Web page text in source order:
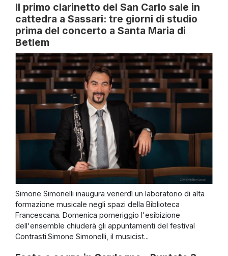
Il primo clarinetto del San Carlo sale in
cattedra a Sassari: tre giorni di studio
prima del concerto a Santa Maria di
Betlem
Simone Simonelli inaugura venerdì un laboratorio di alta
formazione musicale negli spazi della Biblioteca
Francescana. Domenica pomeriggio l'esibizione
dell'ensemble chiuderà gli appuntamenti del festival
Contrasti.Simone Simonelli, il musicist...